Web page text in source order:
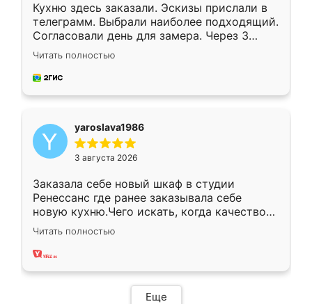
Кухню здесь заказали. Эскизы прислали в
телеграмм. Выбрали наиболее подходящий.
Согласовали день для замера. Через 3
недели кухня была уже готова. Остались
довольны работой. Спасибо Ренессанс
мебель за качественную работу!
Читать полностью
yaroslava1986
3 августа 2026
Заказала себе новый шкаф в студии
Ренессанс где ранее заказывала себе
новую кухню.Чего искать, когда качеством
вполне довольна. Служит кухня уже почти
два года, нареканий нет.
Читать полностью
Еще